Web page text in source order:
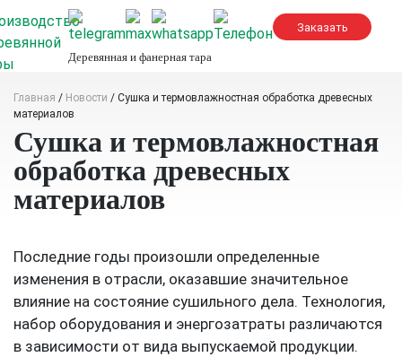
to
content
Деревянная и фанерная тара
Главная / Новости / Сушка и термовлажностная обработка древесных
материалов
Сушка и термовлажностная
обработка древесных
материалов
Последние годы произошли определенные
изменения в отрасли, оказавшие значительное
влияние на состояние сушильного дела. Технология,
набор оборудования и энергозатраты различаются
в зависимости от вида выпускаемой продукции.